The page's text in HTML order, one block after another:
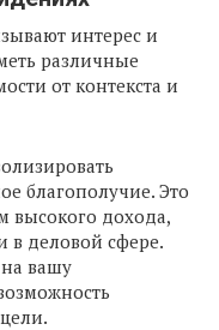
интерес и
различные
от контекста и
благополучие. Это
высокого дохода,
в деловой сфере.
вашу